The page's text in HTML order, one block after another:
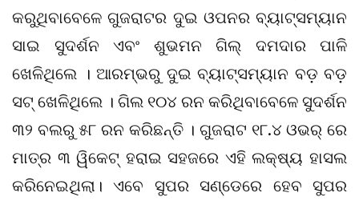
କରୁଥିବାବେଳେ ଗୁଜରାଟର ଦୁଇ ଓପନର ବ୍ୟାଟ୍ସମ୍ୟାନ
ସାଇ ସୁଦର୍ଶନ ଏବଂ ଶୁଭମନ ଗିଲ୍ ଦମଦାର ପାଳି
ଖେଳିଥିଲେ । ଆରମ୍ଭରୁ ଦୁଇ ବ୍ୟାଟ୍ସମ୍ୟାନ ବଡ଼ ବଡ଼
ସଟ୍ ଖେଳିଥିଲେ । ଗିଲ ୧୦୪ ରନ କରିଥିବାବେଳେ ସୁଦର୍ଶନ
୩୨ ବଲରୁ ୫୮ ରନ କରିଛନ୍ତି । ଗୁଜରାଟ ୧୮.୪ ଓଭର୍ ରେ
ମାତ୍ର ୩ ୱିକେଟ୍ ହରାଇ ସହଜରେ ଏହି ଲକ୍ଷ୍ୟ ହାସଲ
କରିନେଇଥିଲା। ଏବେ ସୁପର ସଣ୍ଡେରେ ହେବ ସୁପର